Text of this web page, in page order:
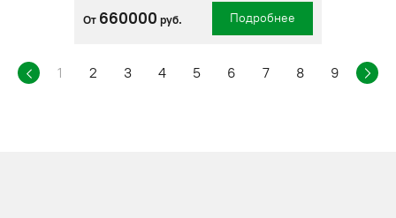
От 660000 руб. Подробнее
1 2 3 4 5 6 7 8 9